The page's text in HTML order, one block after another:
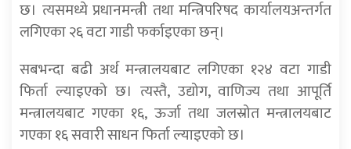
छ। त्यसमध्ये प्रधानमन्त्री तथा मन्त्रिपरिषद कार्यालयअन्तर्गत
लगिएका २६ वटा गाडी फर्काइएका छन्।
सबभन्दा बढी अर्थ मन्त्रालयबाट लगिएका १२४ वटा गाडी
फिर्ता ल्याइएको छ। त्यस्तै, उद्योग, वाणिज्य तथा आपूर्ति
मन्त्रालयबाट गएका १६, ऊर्जा तथा जलस्रोत मन्त्रालयबाट
गएका १६ सवारी साधन फिर्ता ल्याइएको छ।